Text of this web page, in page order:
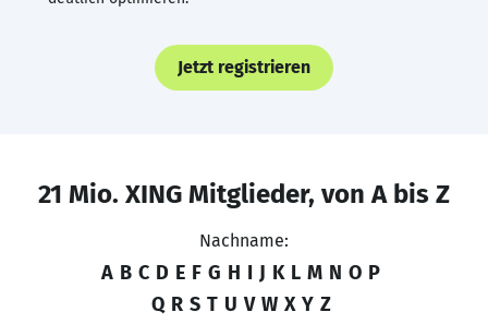
Jetzt registrieren
21 Mio. XING Mitglieder, von A bis Z
Nachname:
A B C D E F G H I J K L M N O P
Q R S T U V W X Y Z